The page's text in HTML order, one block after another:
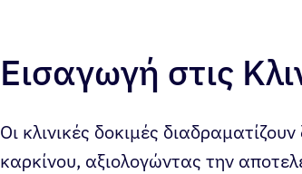
Εισαγωγή στις
Οι κλινικές δοκιμές
καρκίνου, αξιολογώντας την